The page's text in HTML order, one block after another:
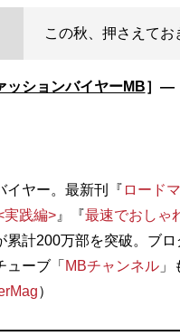
この秋、押さえて
ッションバイヤーMB］―
イヤー。最新刊『 ロード
実践編>』『最速でおしゃ
累計200万部を突破。ブロ
ューブ「 MBチャンネル」
）